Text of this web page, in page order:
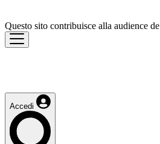
Questo sito contribuisce alla audience de
Accedi